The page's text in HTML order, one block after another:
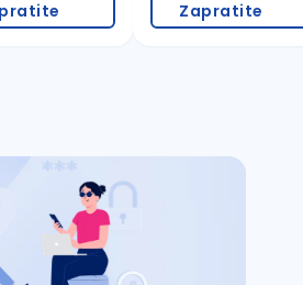
Zapratite